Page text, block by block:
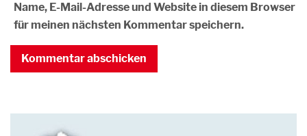
Name, E-Mail-Adresse und Website in diesem Browser
für meinen nächsten Kommentar speichern.